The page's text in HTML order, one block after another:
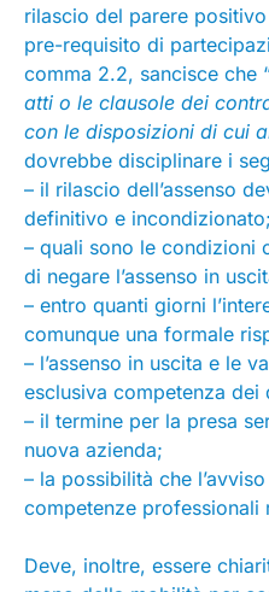
rilascio del parere
pre-requisito di
comma 2.2, sancisce che
atti o le clausole dei
con le disposizioni di cui
dovrebbe disciplinare i
– il rilascio dell’assenso
definitivo e incondizionato;
– quali sono le condizioni
di negare l’assenso in
– entro quanti giorni
comunque una formale
– l’assenso in uscita e le
esclusiva competenza dei
– il termine per la presa
nuova azienda;
– la possibilità che
competenze professionali
Deve, inoltre, essere